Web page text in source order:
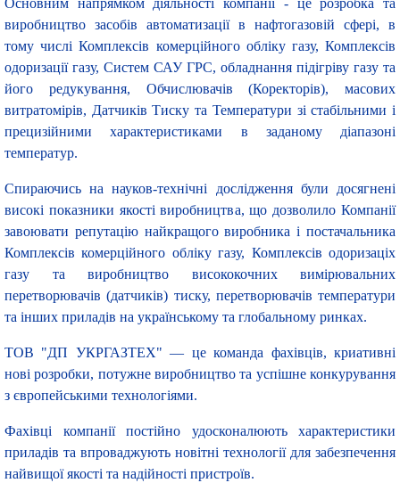
Основним напрямком діяльності компанії - це розробка та
виробництво засобів автоматизації в нафтогазовій сфері, в
тому числі Комплексів комерційного обліку газу, Комплексів
одоризації газу, Систем САУ ГРС, обладнання підігріву газу та
його редукування, Обчислювачів (Коректорів), масових
витратомірів, Датчиків Тиску та Температури зі стабільними і
прецизійними характеристиками в заданому діапазоні
температур.
Спираючись на науков-технічні дослідження були досягнені
високі показники якості виробництва, що дозволило Компанії
завоювати репутацію найкращого виробника і постачальника
Комплексів комерційного обліку газу, Комплексів одоризаціх
газу та виробництво висококочних вимірювальних
перетворювачів (датчиків) тиску, перетворювачів температури
та інших приладів на українському та глобальному ринках.
ТОВ "ДП УКРГАЗТЕХ" — це команда фахівців, криативні
нові розробки, потужне виробництво та успішне конкурування
з європейськими технологіями.
Фахівці компанії постійно удосконалюють характеристики
приладів та впроваджують новітні технології для забезпечення
найвищої якості та надійності пристроїв.